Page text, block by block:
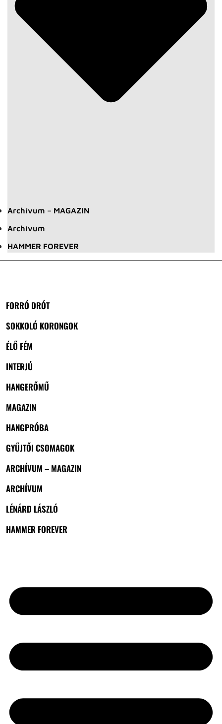
Archívum – MAGAZIN
Archívum
HAMMER FOREVER
FORRÓ DRÓT
SOKKOLÓ KORONGOK
ÉLŐ FÉM
INTERJÚ
HANGERŐMŰ
MAGAZIN
HANGPRÓBA
GYŰJTŐI CSOMAGOK
ARCHÍVUM – MAGAZIN
ARCHÍVUM
LÉNÁRD LÁSZLÓ
HAMMER FOREVER